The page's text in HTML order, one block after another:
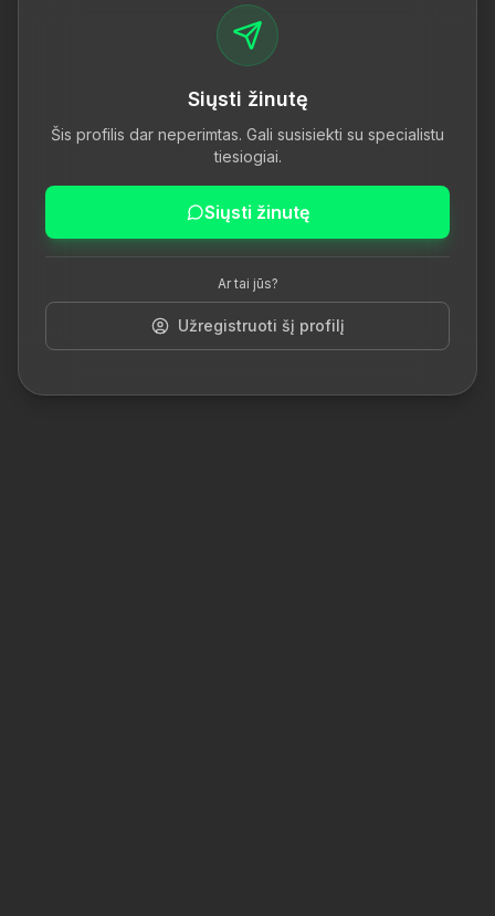
Siųsti žinutę
Šis profilis dar neperimtas. Gali susisiekti su specialistu
tiesiogiai.
Siųsti žinutę
Ar tai jūs?
Užregistruoti šį profilį